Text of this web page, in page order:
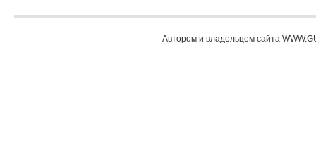
Автором и владельцем сайта